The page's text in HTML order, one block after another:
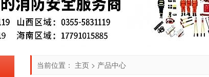
当前位置： 主页 > 产品中心